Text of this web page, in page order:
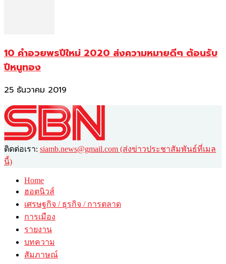
10 คำอวยพรปีใหม่ 2020 ส่งความหมายดีๆ ต้อนรับ
ปีหนูทอง
25 ธันวาคม 2019
ติดต่อเรา: siamb.news@gmail.com (ส่งข่าวประชาสัมพันธ์ที่เมล
นี้)
Home
ฮอตนิวส์
เศรษฐกิจ / ธุรกิจ / การตลาด
การเมือง
รายงาน
บทความ
สัมภาษณ์